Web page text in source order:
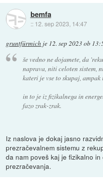
bemfa
:: 12. sep 2023, 14:47
gruntfürmich je 12. sep 2023 ob
še vedno ne dojamete, da
naprava, niti celoten sistem,
kateri je vse to skupaj,
in to je iz fizikalnega in
fazo zrak-zrak.
Iz naslova je dokaj jasno
prezračevalnem sistemu z
da nam poveš kaj je fizikalno
prezračevanja.